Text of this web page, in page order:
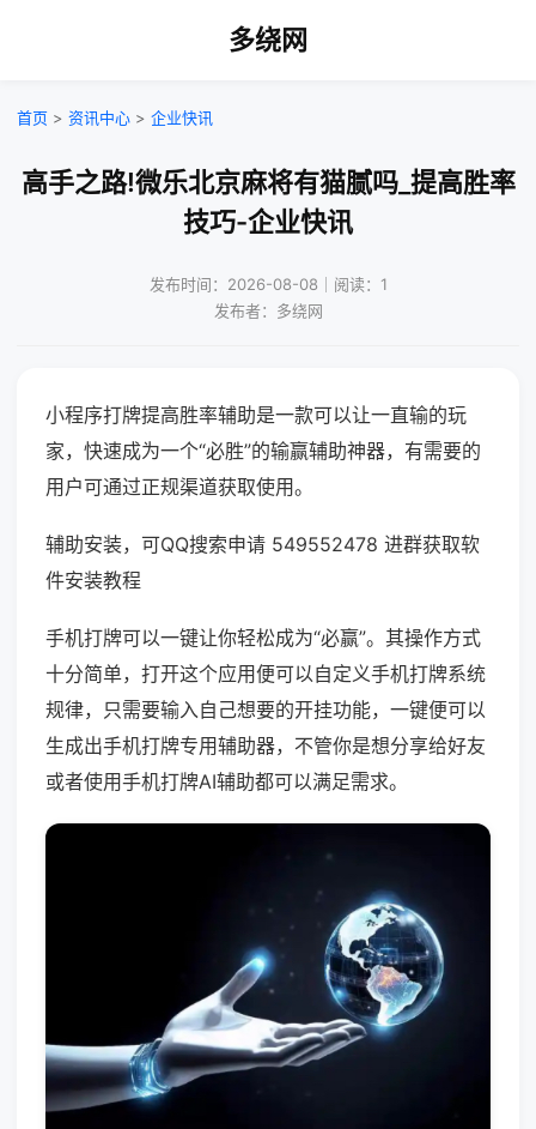
多绕网
首页 > 资讯中心 > 企业快讯
高手之路!微乐北京麻将有猫腻吗_提高胜率
技巧-企业快讯
发布时间：2026-08-08｜阅读：1
发布者：多绕网
小程序打牌提高胜率辅助是一款可以让一直输的玩
家，快速成为一个“必胜”的输赢辅助神器，有需要的
用户可通过正规渠道获取使用。
辅助安装，可QQ搜索申请 549552478 进群获取软
件安装教程
手机打牌可以一键让你轻松成为“必赢”。其操作方式
十分简单，打开这个应用便可以自定义手机打牌系统
规律，只需要输入自己想要的开挂功能，一键便可以
生成出手机打牌专用辅助器，不管你是想分享给好友
或者使用手机打牌AI辅助都可以满足需求。